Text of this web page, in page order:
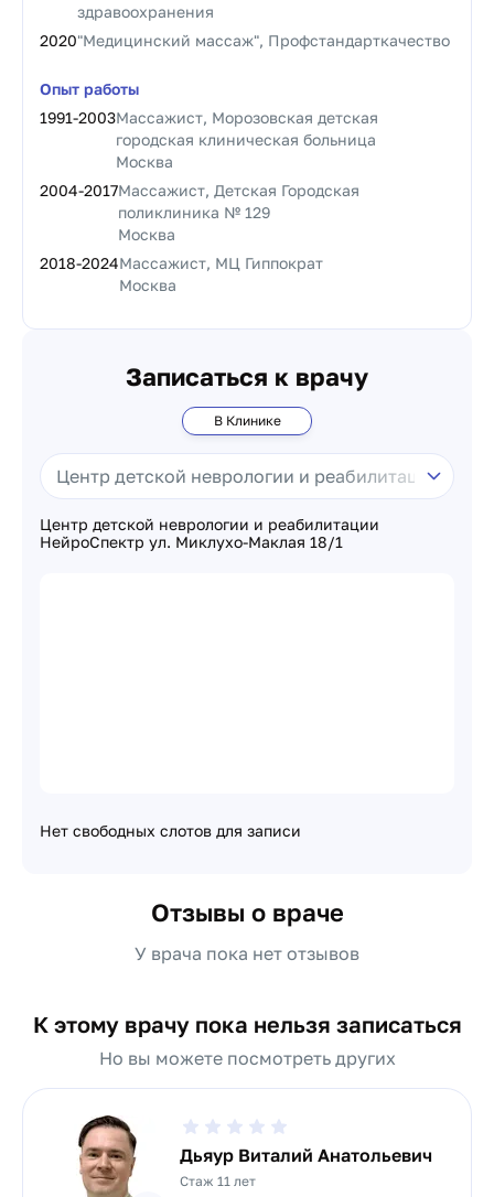
здравоохранения
2020"Медицинский массаж", Профстандарткачество
Опыт работы
1991-2003Массажист, Морозовская детская
городская клиническая больница
Москва
2004-2017Массажист, Детская Городская
поликлиника № 129
Москва
2018-2024Массажист, МЦ Гиппократ
Москва
Записаться к врачу
В Клинике
Центр детской неврологии и реабилитации
НейроСпектр ул. Миклухо-Маклая 18/1
Нет свободных слотов для записи
Отзывы о враче
У врача пока нет отзывов
К этому врачу пока нельзя записаться
Но вы можете посмотреть других
Дьяур Виталий Анатольевич
Стаж 11 лет